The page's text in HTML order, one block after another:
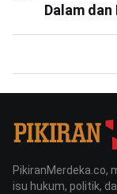
Dalam
PikiranMerdeka.co,
isu hukum, politik,